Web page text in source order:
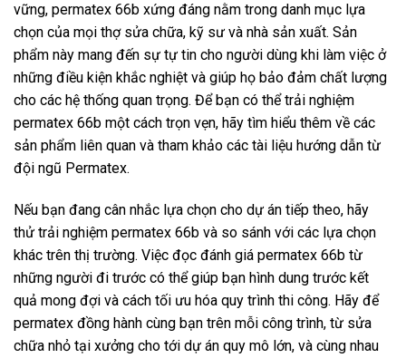
vững, permatex 66b xứng đáng nằm trong danh mục lựa
chọn của mọi thợ sửa chữa, kỹ sư và nhà sản xuất. Sản
phẩm này mang đến sự tự tin cho người dùng khi làm việc ở
những điều kiện khắc nghiệt và giúp họ bảo đảm chất lượng
cho các hệ thống quan trọng. Để bạn có thể trải nghiệm
permatex 66b một cách trọn vẹn, hãy tìm hiểu thêm về các
sản phẩm liên quan và tham khảo các tài liệu hướng dẫn từ
đội ngũ Permatex.
Nếu bạn đang cân nhắc lựa chọn cho dự án tiếp theo, hãy
thử trải nghiệm permatex 66b và so sánh với các lựa chọn
khác trên thị trường. Việc đọc đánh giá permatex 66b từ
những người đi trước có thể giúp bạn hình dung trước kết
quả mong đợi và cách tối ưu hóa quy trình thi công. Hãy để
permatex đồng hành cùng bạn trên mỗi công trình, từ sửa
chữa nhỏ tại xưởng cho tới dự án quy mô lớn, và cùng nhau